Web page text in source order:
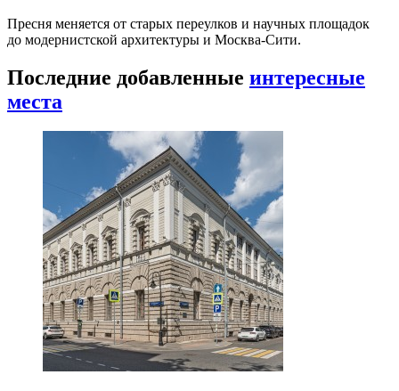
Пресня меняется от старых переулков и научных площадок
до модернистской архитектуры и Москва-Сити.
Последние добавленные интересные
места